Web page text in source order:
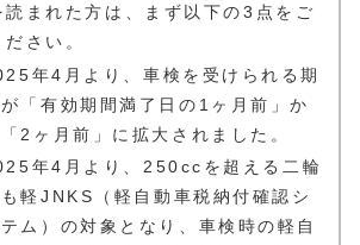
読まれた方は、まず以下の3点をご
さい。
年4月より、車検を受けられる期
「有効期間満了日の1ヶ月前」か
2ヶ月前」に拡大されました。
年4月より、250ccを超える二輪
軽JNKS（軽自動車税納付確認シ
ム）の対象となり、車検時の軽自